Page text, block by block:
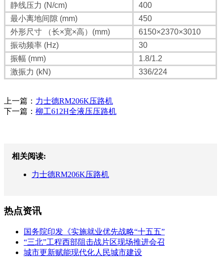
静线压力 (N/cm)
400
最小离地间隙 (mm)
450
外形尺寸 （长×宽×高）(mm)
6150×2370×3010
振动频率 (Hz)
30
振幅 (mm)
1.8/1.2
激振力 (kN)
336/224
上一篇： 力士德RM206K压路机
下一篇： 柳工612H全液压压路机
相关阅读:
力士德RM206K压路机
热点资讯
国务院印发《实施就业优先战略“十五五”
“三北”工程西部阻击战片区现场推进会召
城市更新赋能现代化人民城市建设